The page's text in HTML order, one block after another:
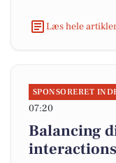
Læs hele
SPONSORERET
07:20
Balancing